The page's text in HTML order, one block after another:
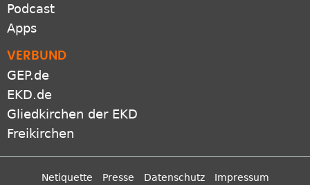
Podcast
Apps
VERBUND
GEP.de
EKD.de
Gliedkirchen der EKD
Freikirchen
Netiquette Presse Datenschutz Impressum